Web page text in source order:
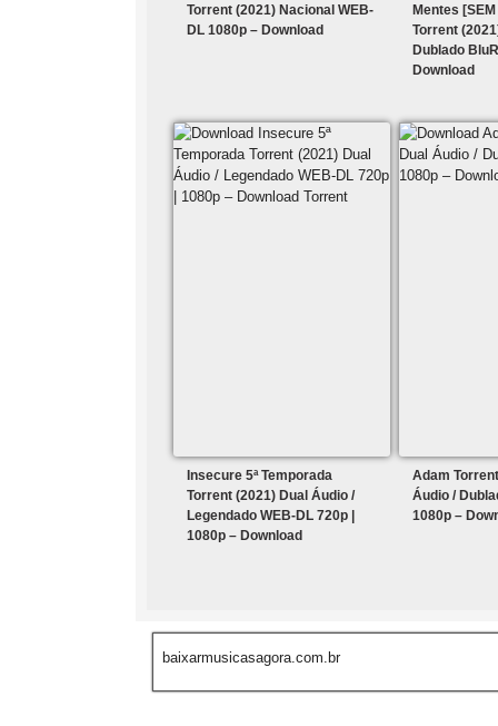
Torrent (2021) Nacional WEB-
DL 1080p – Download
Mentes
Torrent
Dublado
Download
Insecure 5ª Temporada
Torrent (2021) Dual Áudio /
Legendado WEB-DL 720p |
1080p – Download
Adam
Áudio /
1080p –
baixarmusicasagora.com.br